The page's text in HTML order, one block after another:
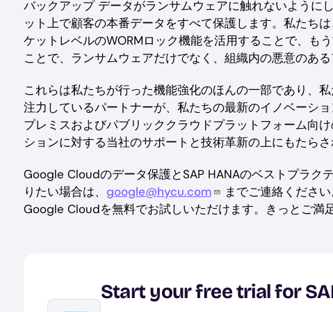
バックアップ データがランサムウェアに触れないように
ット上で顧客の本番データをすべて保護します。私たち
ケットレベルのWORMロック機能を活用することで、も
ことで、ランサムウェアだけでなく、組織内の悪意のあ
これらは私たちが行った機能強化のほんの一部であり、
注力しているパートナーが、私たちの最新のイノベーシ
プレミスおよびパブリッククラウドプラットフォーム向
ションに対する当社のサポートと技術革新の上にもたらさ
Google Cloudのデータ保護とSAP HANAのベストプラク
りたい場合は、 google@hycu.com までご連絡ください
Google Cloudを無料でお試しいただけます。きっとご満
Start your free trial for